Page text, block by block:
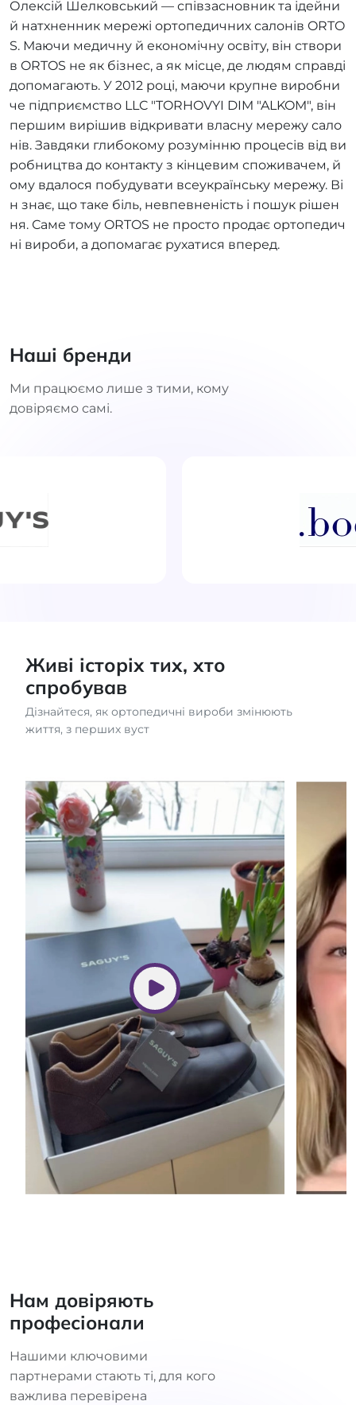
Олексій Шелковський — співзасновник та ідейни
й натхненник мережі ортопедичних салонів ORTO
S. Маючи медичну й економічну освіту, він створи
в ORTOS не як бізнес, а як місце, де людям справді
допомагають. У 2012 році, маючи крупне виробни
че підприємство LLC "TORHOVYI DIM "ALKOM", він
першим вирішив відкривати власну мережу сало
нів. Завдяки глибокому розумінню процесів від ви
робництва до контакту з кінцевим споживачем, й
ому вдалося побудувати всеукраїнську мережу. Ві
н знає, що таке біль, невпевненість і пошук рішен
ня. Саме тому ORTOS не просто продає ортопедич
ні вироби, а допомагає рухатися вперед.
Наші бренди
Ми працюємо лише з тими, кому
довіряємо самі.
Живі історіх тих, хто
спробував
Дізнайтеся, як ортопедичні вироби змінюють
життя, з перших вуст
Нам довіряють
професіонали
Нашими ключовими
партнерами стають ті, для кого
важлива перевірена